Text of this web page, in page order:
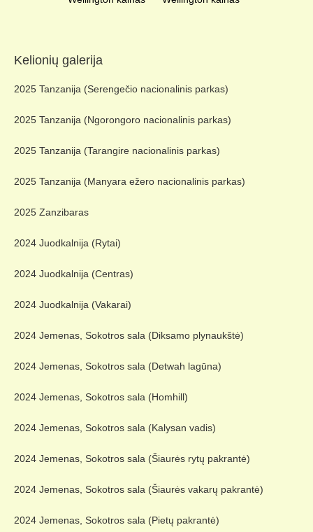
Kelionių galerija
2025 Tanzanija (Serengečio nacionalinis parkas)
2025 Tanzanija (Ngorongoro nacionalinis parkas)
2025 Tanzanija (Tarangire nacionalinis parkas)
2025 Tanzanija (Manyara ežero nacionalinis parkas)
2025 Zanzibaras
2024 Juodkalnija (Rytai)
2024 Juodkalnija (Centras)
2024 Juodkalnija (Vakarai)
2024 Jemenas, Sokotros sala (Diksamo plynaukštė)
2024 Jemenas, Sokotros sala (Detwah lagūna)
2024 Jemenas, Sokotros sala (Homhill)
2024 Jemenas, Sokotros sala (Kalysan vadis)
2024 Jemenas, Sokotros sala (Šiaurės rytų pakrantė)
2024 Jemenas, Sokotros sala (Šiaurės vakarų pakrantė)
2024 Jemenas, Sokotros sala (Pietų pakrantė)